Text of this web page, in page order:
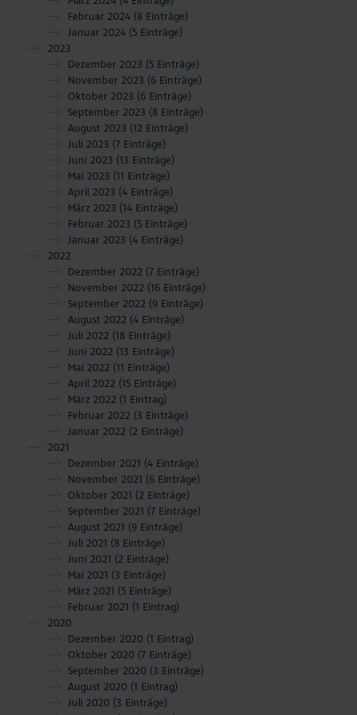
Februar 2024 (8 Einträge)
Januar 2024 (5 Einträge)
2023
Dezember 2023 (5 Einträge)
November 2023 (6 Einträge)
Oktober 2023 (6 Einträge)
September 2023 (8 Einträge)
August 2023 (12 Einträge)
Juli 2023 (7 Einträge)
Juni 2023 (13 Einträge)
Mai 2023 (11 Einträge)
April 2023 (4 Einträge)
März 2023 (14 Einträge)
Februar 2023 (5 Einträge)
Januar 2023 (4 Einträge)
2022
Dezember 2022 (7 Einträge)
November 2022 (16 Einträge)
September 2022 (9 Einträge)
August 2022 (4 Einträge)
Juli 2022 (18 Einträge)
Juni 2022 (13 Einträge)
Mai 2022 (11 Einträge)
April 2022 (15 Einträge)
März 2022 (1 Eintrag)
Februar 2022 (3 Einträge)
Januar 2022 (2 Einträge)
2021
Dezember 2021 (4 Einträge)
November 2021 (6 Einträge)
Oktober 2021 (2 Einträge)
September 2021 (7 Einträge)
August 2021 (9 Einträge)
Juli 2021 (8 Einträge)
Juni 2021 (2 Einträge)
Mai 2021 (3 Einträge)
März 2021 (5 Einträge)
Februar 2021 (1 Eintrag)
2020
Dezember 2020 (1 Eintrag)
Oktober 2020 (7 Einträge)
September 2020 (3 Einträge)
August 2020 (1 Eintrag)
Juli 2020 (3 Einträge)